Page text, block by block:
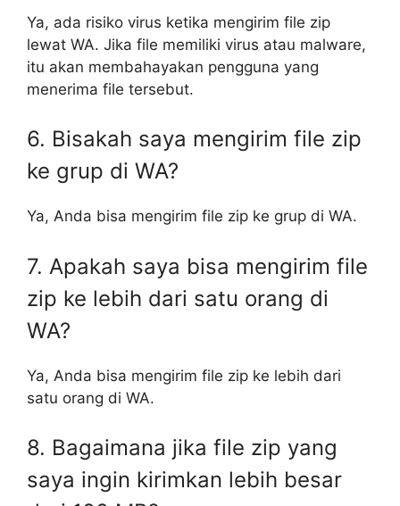
Ya, ada risiko virus ketika mengirim file zip
lewat WA. Jika file memiliki virus atau malware,
itu akan membahayakan pengguna yang
menerima file tersebut.
6. Bisakah saya mengirim file zip
ke grup di WA?
Ya, Anda bisa mengirim file zip ke grup di WA.
7. Apakah saya bisa mengirim file
zip ke lebih dari satu orang di
WA?
Ya, Anda bisa mengirim file zip ke lebih dari
satu orang di WA.
8. Bagaimana jika file zip yang
saya ingin kirimkan lebih besar